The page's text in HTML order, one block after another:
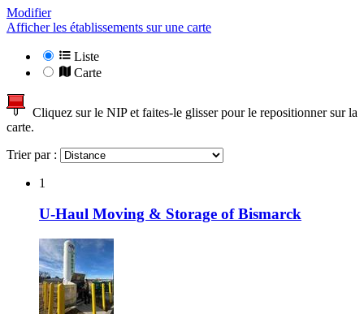
Modifier
Afficher les établissements sur une carte
Liste
Carte
Cliquez sur le NIP et faites-le glisser pour le repositionner sur la
carte.
Trier par :
1
U-Haul Moving & Storage of Bismarck